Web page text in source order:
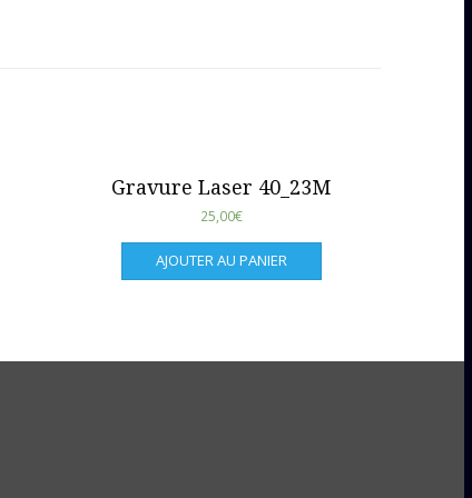
Gravure Laser 40_23M
25,00€
AJOUTER AU PANIER